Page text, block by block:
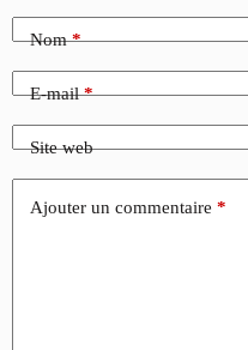
Nom*
E-mail*
Site web
Ajouter un commentaire *